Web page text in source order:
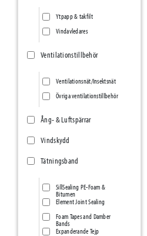
Ytpapp & takfilt
Vindavledares
Ventilationstillbehör
Ventilationsnät/Insektsnät
Övriga ventilationstillbehör
Ång- & Luftspärrar
Vindskydd
Tätningsband
SillSealing PE-Foam &
Bitumen
Element Joint Sealing
Foam Tapes and Damber
Bands
Expanderande Tejp